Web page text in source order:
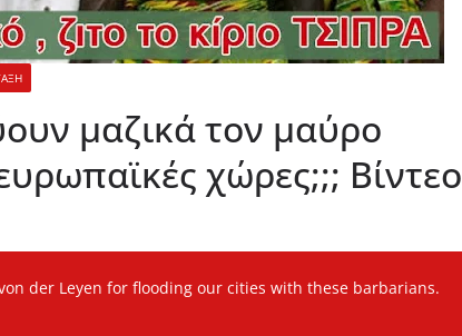
μαζικά τον μαύρο
χώρες;;; Βίντεο
der Leyen for flooding our cities with these barbarians.